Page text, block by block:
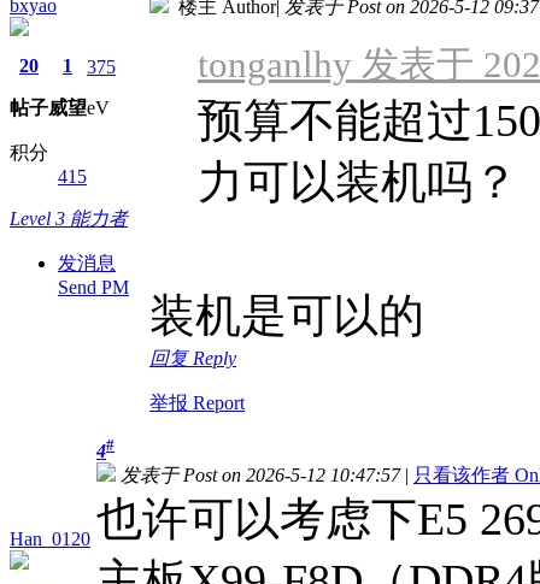
bxyao
20
帖子
1
威望
375
eV
积分
415
Level 3 能力者
发消息
Send PM
楼主 Author| 发表于 Post on 2026-5-12
tonganlhy 发表于
预算不能超过
力可以装机吗？
装机是可以的
回复 Reply
举报 Report
Han_0120
4#
发表于 Post on 2026-5-12 10:47:57 | 只看该作者
也许可以考虑下E5